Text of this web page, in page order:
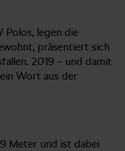
Polos, legen die
präsentiert sich
2019 – und damit
Wort aus der
Meter und ist dabei